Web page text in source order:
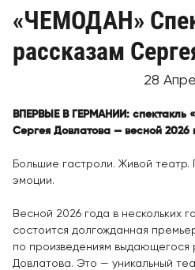
«ЧЕМОДАН»
рассказам
28
ВПЕРВЫЕ В ГЕРМАНИИ:
Сергея Довлатова — весной 2026
Большие гастроли. Живой театр.
эмоции.
Весной 2026 года в нескольких
состоится долгожданная
по произведениям выдающегося
Довлатова. Это — уникальный